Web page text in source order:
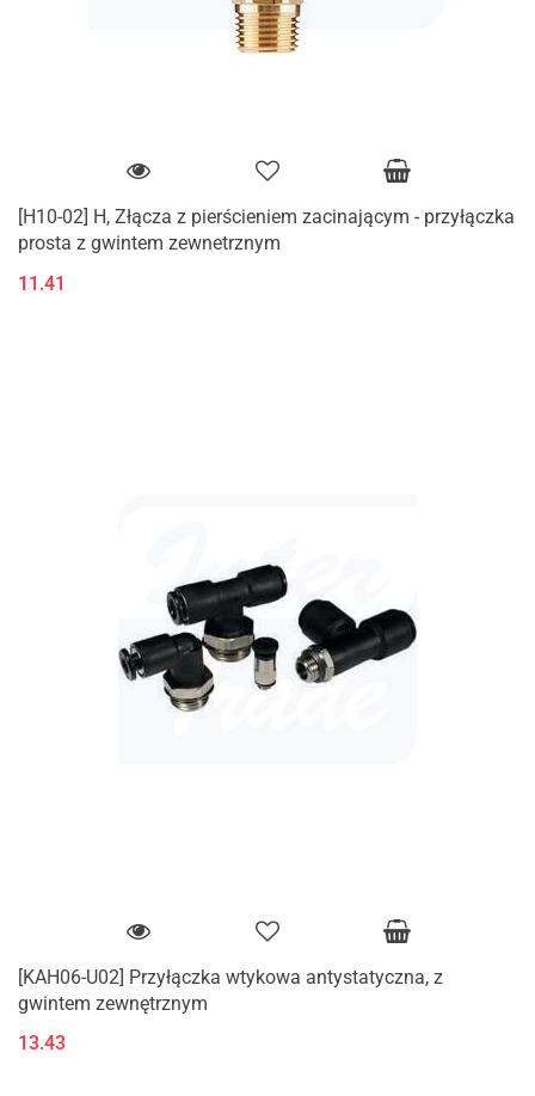
[H10-02] H, Złącza z pierścieniem zacinającym - przyłączka
prosta z gwintem zewnetrznym
11.41
[KAH06-U02] Przyłączka wtykowa antystatyczna, z
gwintem zewnętrznym
13.43